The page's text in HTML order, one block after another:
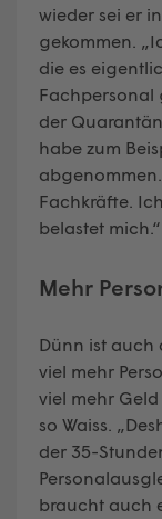
wieder sei er
gekommen.
die es
Fachpersonal
der
habe zum
Fachkräfte.
belastet mich.“
Mehr
Dünn ist auch
viel mehr
viel mehr
so Waiss.
der 35-
braucht auch